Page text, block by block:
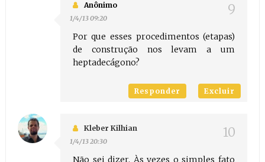
Anônimo
1/4/13 09:20
Por que esses procedimentos (etapas)
de construção nos levam a um
heptadecágono?
Responder Excluir
Kleber Kilhian
1/4/13 20:30
Não sei dizer. Às vezes o simples fato